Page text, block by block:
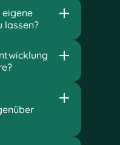
lassen?